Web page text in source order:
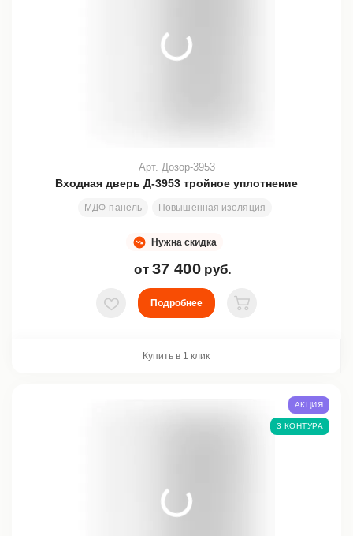
Входная дверь Д-3953 тройное уплотнение
МДФ-панель Повышенная изоляция
Арт. Дозор-3953
Нужна скидка
от 37 400 руб.
В избранное
Подробнее
В корзину
Купить в 1 клик
АКЦИЯ
3 КОНТУРА